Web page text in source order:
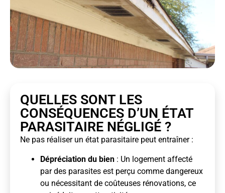
QUELLES SONT LES
CONSÉQUENCES D’UN ÉTAT
PARASITAIRE NÉGLIGÉ ?
Ne pas réaliser un état parasitaire peut entraîner :
Dépréciation du bien : Un logement affecté
par des parasites est perçu comme dangereux
ou nécessitant de coûteuses rénovations, ce